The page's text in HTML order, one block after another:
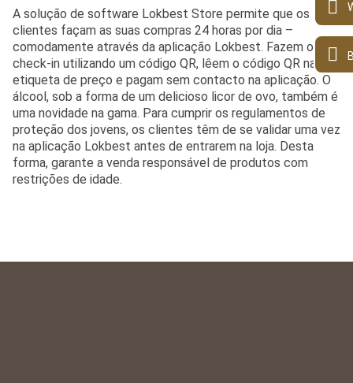
A solução de software Lokbest Store permite que os
clientes façam as suas compras 24 horas por dia –
comodamente através da aplicação Lokbest. Fazem o
check-in utilizando um código QR, lêem o código QR na
etiqueta de preço e pagam sem contacto na aplicação. O
álcool, sob a forma de um delicioso licor de ovo, também é
uma novidade na gama. Para cumprir os regulamentos de
proteção dos jovens, os clientes têm de se validar uma vez
na aplicação Lokbest antes de entrarem na loja. Desta
forma, garante a venda responsável de produtos com
restrições de idade.